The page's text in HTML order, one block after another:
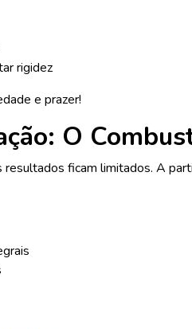
rigidez
e prazer!
O
ficam limitados. A